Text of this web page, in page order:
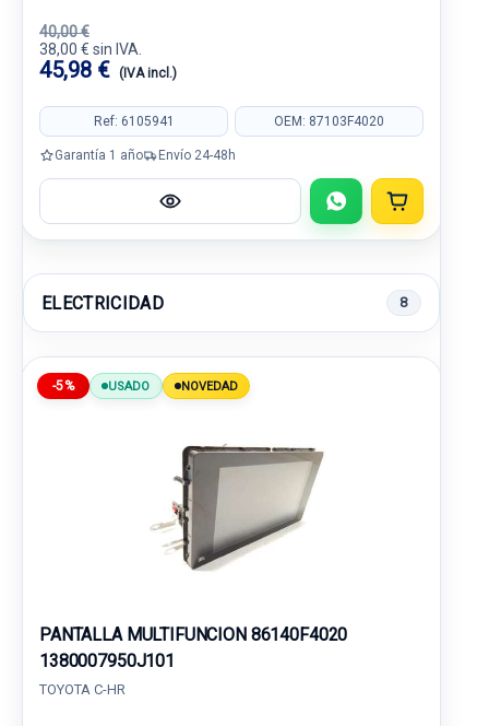
40,00 €
38,00 € sin IVA.
45,98 € (IVA incl.)
Ref: 6105941 OEM: 87103F4020
Garantía 1 año Envío 24-48h
ELECTRICIDAD 8
-5% USADO NOVEDAD
PANTALLA MULTIFUNCION 86140F4020
1380007950J101
TOYOTA C-HR